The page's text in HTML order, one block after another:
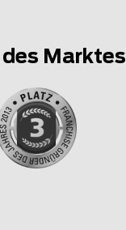
Marktes